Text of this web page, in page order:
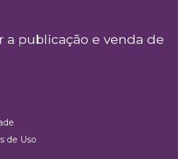
a publicação e venda de
de Uso